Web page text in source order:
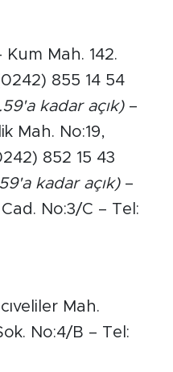
Kum Mah. 142.
855 14 54
kadar açık)–
Mah. No:19,
852 15 43
kadar açık)–
No:3/C – Tel:
Mah.
No:4/B – Tel: